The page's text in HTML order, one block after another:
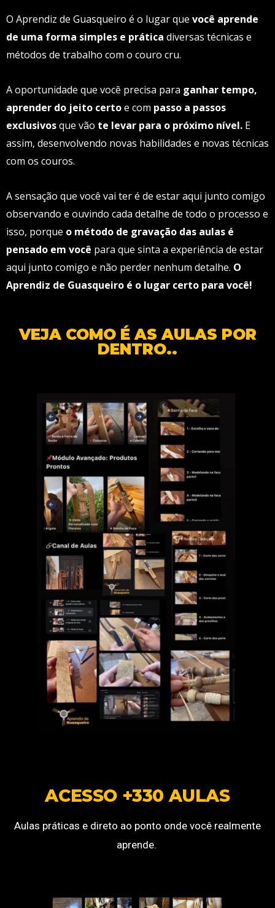
O Aprendiz de Guasqueiro é o lugar que você aprende
de uma forma simples e prática diversas técnicas e
métodos de trabalho com o couro cru.
A oportunidade que você precisa para ganhar tempo,
aprender do jeito certoe com passo a passos
exclusivosque vão te levar para o próximo nível. E
assim, desenvolvendo novas habilidades e novas técnicas
com os couros.
A sensação que você vai ter é de estar aqui junto comigo
observando e ouvindo cada detalhe de todo o processo e
isso, porque o método de gravação das aulas é
pensado em você para que sinta a experiência de estar
aqui junto comigo e não perder nenhum detalhe. O
Aprendiz de Guasqueiro é o lugar certo para você!
VEJA COMO É AS AULAS POR
DENTRO..
ACESSO +330 AULAS
Aulas práticas e direto ao ponto onde você realmente
aprende.